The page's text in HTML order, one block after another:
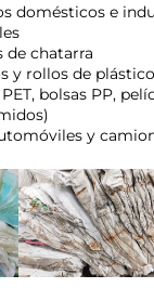
domésticos e
de chatarra
y rollos de
bolsas PP,
y